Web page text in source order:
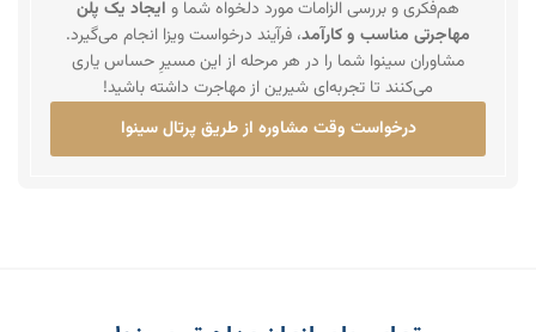
هم‌فکری و بررسی الزامات مورد دلخواه شما و ایجاد یک پلن
مهاجرتی مناسب و کارآمد، فرآیند درخواست ویزا انجام می‌گیرد.
مشاوران سینوا شما را در هر مرحله از این مسیرِ حساس یاری
می‌کنند تا تجربه‌ای شیرین از مهاجرت داشته باشید!
درخواست وقت مشاوره از طریق پرتال سینوا